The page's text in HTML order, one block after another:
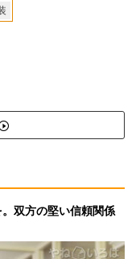
双方の堅い信頼関係